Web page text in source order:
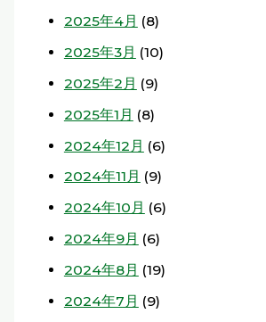
2025年4月 (8)
2025年3月 (10)
2025年2月 (9)
2025年1月 (8)
2024年12月 (6)
2024年11月 (9)
2024年10月 (6)
2024年9月 (6)
2024年8月 (19)
2024年7月 (9)